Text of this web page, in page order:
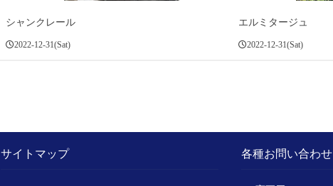
シャンクレール
2022-12-31(Sat)
エルミタージュ
2022-12-31(Sat)
サイトマップ 各種お問い合わせ